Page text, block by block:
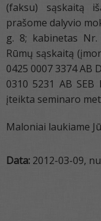
(faksu) sąskaitą
prašome dalyvio
g. 8; kabinetas
Rūmų sąskaitą
0425 0007 3374 AB
0310 5231 AB
įteikta seminaro
Maloniai laukiame
Data: 2012-03-09,